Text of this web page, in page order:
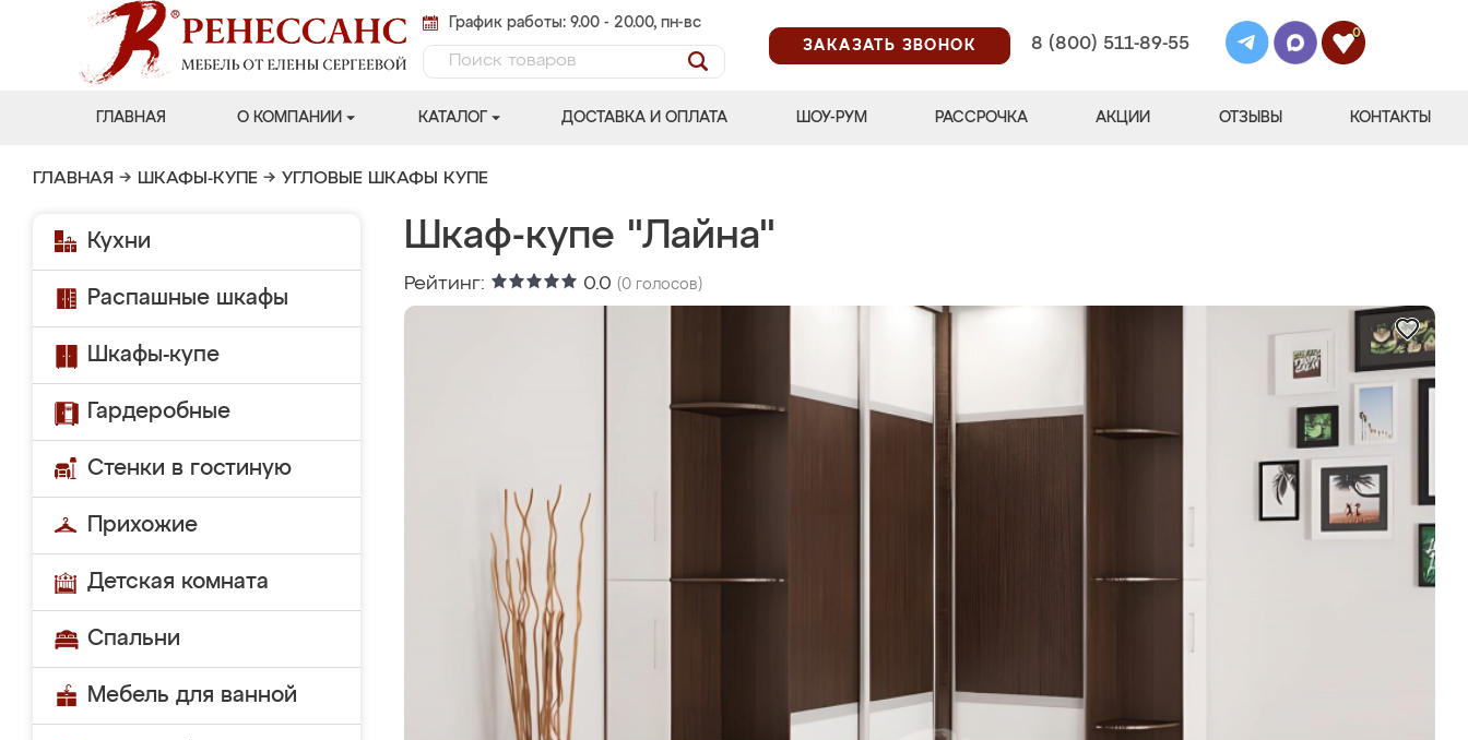
График работы: 9.00 - 20.00, пн-вс
ЗАКАЗАТЬ ЗВОНОК
8 (800) 511-89-55
0
ГЛАВНАЯ О КОМПАНИИ КАТАЛОГ ДОСТАВКА И ОПЛАТА ШОУ-РУМ РАССРОЧКА АКЦИИ ОТЗЫВЫ КОНТАКТЫ
ГЛАВНАЯ → ШКАФЫ-КУПЕ → УГЛОВЫЕ ШКАФЫ КУПЕ
Кухни
Распашные шкафы
Шкафы-купе
Гардеробные
Стенки в гостиную
Прихожие
Детская комната
Спальни
Мебель для ванной
Шкаф-купе "Лайна"
Рейтинг: 0.0 (0 голосов)